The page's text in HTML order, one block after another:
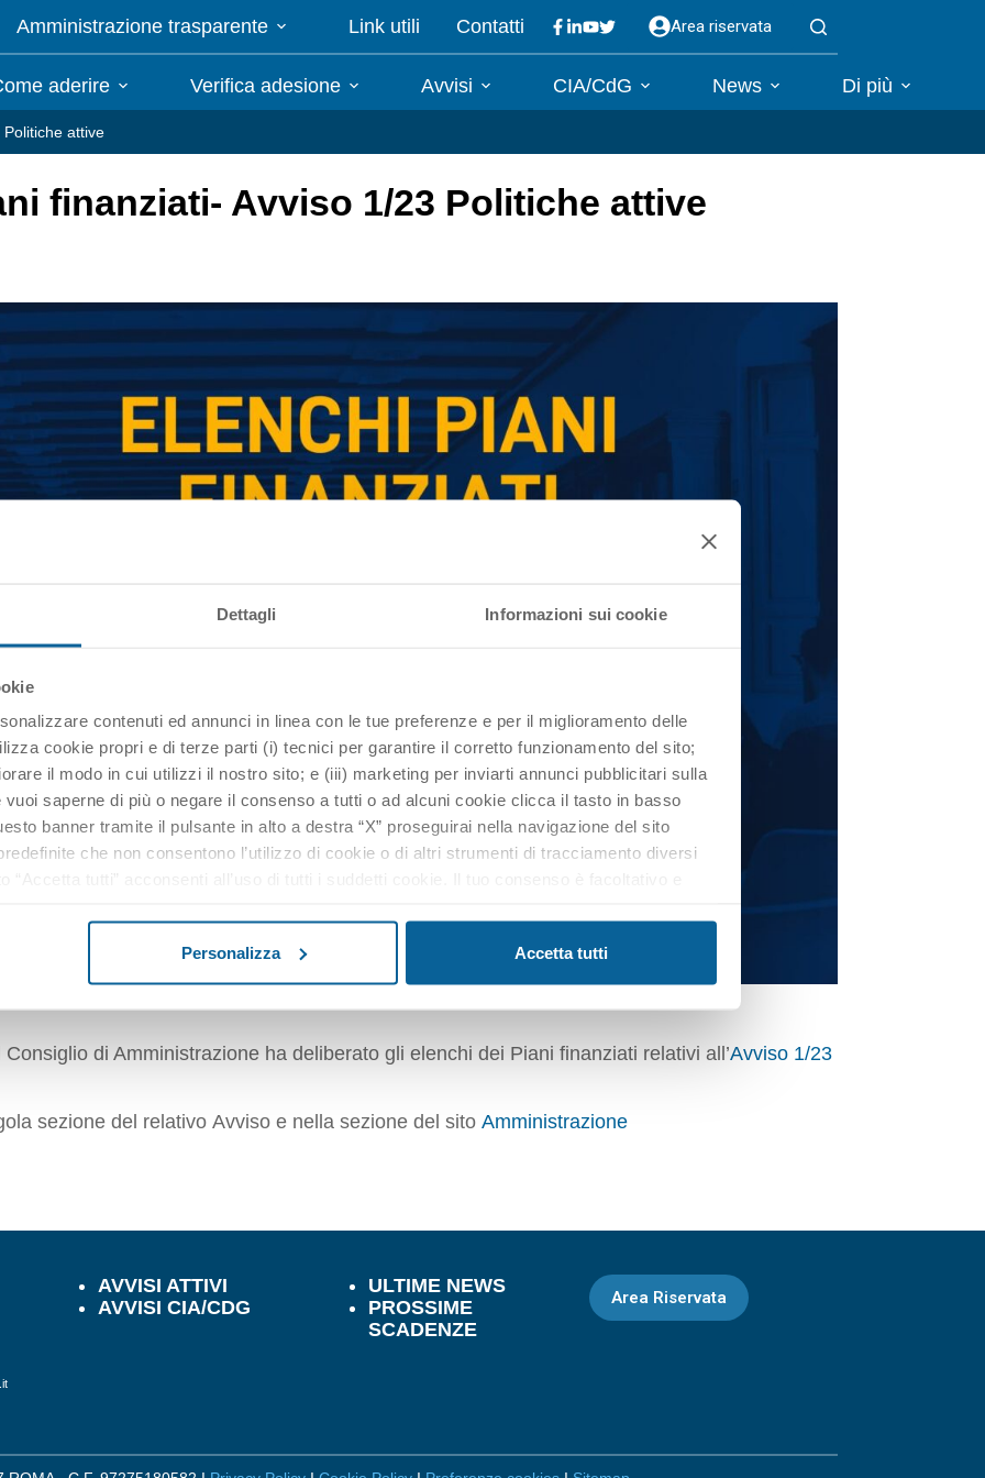
Dettagli Informazioni sui cookie
contenuti ed annunci in linea con le tue preferenze e per il miglioramento delle
cookie propri e di terze parti (i) tecnici per garantire il corretto funzionamento del sito;
il modo in cui utilizzi il nostro sito; e (iii) marketing per inviarti annunci pubblicitari sulla
vuoi saperne di più o negare il consenso a tutti o ad alcuni cookie clicca il tasto in basso
banner tramite il pulsante in alto a destra “X” proseguirai nella navigazione del sito
che non consentono l’utilizzo di cookie o di altri strumenti di tracciamento diversi
in basso in tutte le pagina del sito web.
Personalizza Accetta tutti
Amministrazione trasparente Link utili Contatti Area riservata
aderire Verifica adesione Avvisi CIA/CdG News Di più
attive
finanziati- Avviso 1/23 Politiche attive
di Amministrazione ha deliberato gli elenchi dei Piani finanziati relativi all’Avviso 1/23
sezione del relativo Avviso e nella sezione del sito Amministrazione
AVVISI ATTIVI
AVVISI CIA/CDG
ULTIME NEWS
PROSSIME
SCADENZE
Area Riservata